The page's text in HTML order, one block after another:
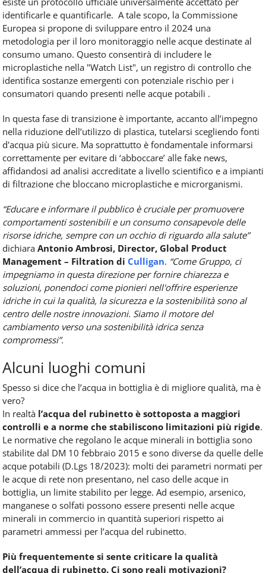
identificarle e quantificarle. A tale scopo, la Commissione
Europea si propone di sviluppare entro il 2024 una
metodologia per il loro monitoraggio nelle acque destinate al
consumo umano. Questo consentirà di includere le
microplastiche nella "Watch List", un registro di controllo che
identifica sostanze emergenti con potenziale rischio per i
consumatori quando presenti nelle acque potabili .
In questa fase di transizione è importante, accanto all’impegno
nella riduzione dell’utilizzo di plastica, tutelarsi scegliendo fonti
d'acqua più sicure. Ma soprattutto è fondamentale informarsi
correttamente per evitare di ‘abboccare’ alle fake news,
affidandosi ad analisi accreditate a livello scientifico e a impianti
di filtrazione che bloccano microplastiche e microrganismi.
“Educare e informare il pubblico è cruciale per promuovere
comportamenti sostenibili e un consumo consapevole delle
risorse idriche, sempre con un occhio di riguardo alla salute”
dichiara Antonio Ambrosi, Director, Global Product
Management – Filtration di Culligan. “Come Gruppo, ci
impegniamo in questa direzione per fornire chiarezza e
soluzioni, ponendoci come pionieri nell'offrire esperienze
idriche in cui la qualità, la sicurezza e la sostenibilità sono al
centro delle nostre innovazioni. Siamo il motore del
cambiamento verso una sostenibilità idrica senza
compromessi”.
Alcuni luoghi comuni
Spesso si dice che l’acqua in bottiglia è di migliore qualità, ma è
vero?
In realtà l’acqua del rubinetto è sottoposta a maggiori
controlli e a norme che stabiliscono limitazioni più rigide.
Le normative che regolano le acque minerali in bottiglia sono
stabilite dal DM 10 febbraio 2015 e sono diverse da quelle delle
acque potabili (D.Lgs 18/2023): molti dei parametri normati per
le acque di rete non presentano, nel caso delle acque in
bottiglia, un limite stabilito per legge. Ad esempio, arsenico,
manganese o solfati possono essere presenti nelle acque
minerali in commercio in quantità superiori rispetto ai
parametri ammessi per l’acqua del rubinetto.
Più frequentemente si sente criticare la qualità
dell’acqua di rubinetto. Ci sono reali motivazioni?